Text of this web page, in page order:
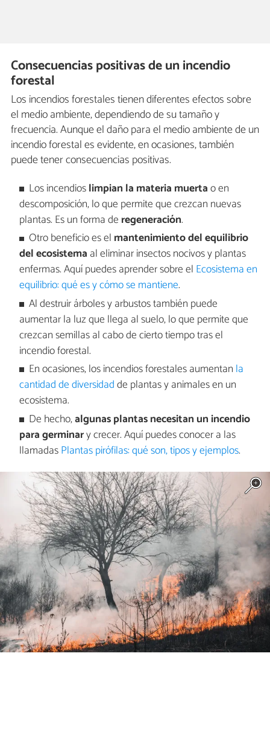
Consecuencias positivas de un incendio
forestal
Los incendios forestales tienen diferentes efectos sobre
el medio ambiente, dependiendo de su tamaño y
frecuencia. Aunque el daño para el medio ambiente de un
incendio forestal es evidente, en ocasiones, también
puede tener consecuencias positivas.
Los incendioslimpian la materia muertao en
descomposición, lo que permite que crezcan nuevas
plantas. Es un forma de regeneración.
Otro beneficio es el mantenimiento del equilibrio
del ecosistema al eliminar insectos nocivos y plantas
enfermas. Aquí puedes aprender sobre el Ecosistema en
equilibrio: qué es y cómo se mantiene.
Al destruir árboles y arbustos también puede
aumentar la luz que llega al suelo, lo que permite que
crezcan semillas al cabo de cierto tiempo tras el
incendio forestal.
En ocasiones, los incendios forestales aumentan la
cantidad de diversidadde plantas y animales en un
ecosistema.
De hecho,algunas plantas necesitan un incendio
para germinary crecer. Aquí puedes conocer a las
llamadasPlantas pirófilas: qué son, tipos y ejemplos.